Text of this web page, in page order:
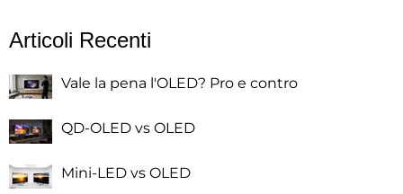
Articoli Recenti
Vale la pena l'OLED? Pro e contro
QD-OLED vs OLED
Mini-LED vs OLED